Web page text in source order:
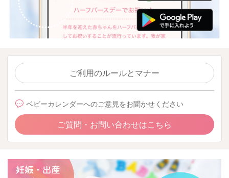
ご利用のルールとマナー
ベビーカレンダーへのご意見をお聞かせください
ご質問・お問い合わせはこちら